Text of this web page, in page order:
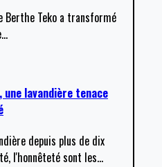
Berthe Teko a transformé
…
une lavandière tenace
depuis plus de dix
l'honnêteté sont les…